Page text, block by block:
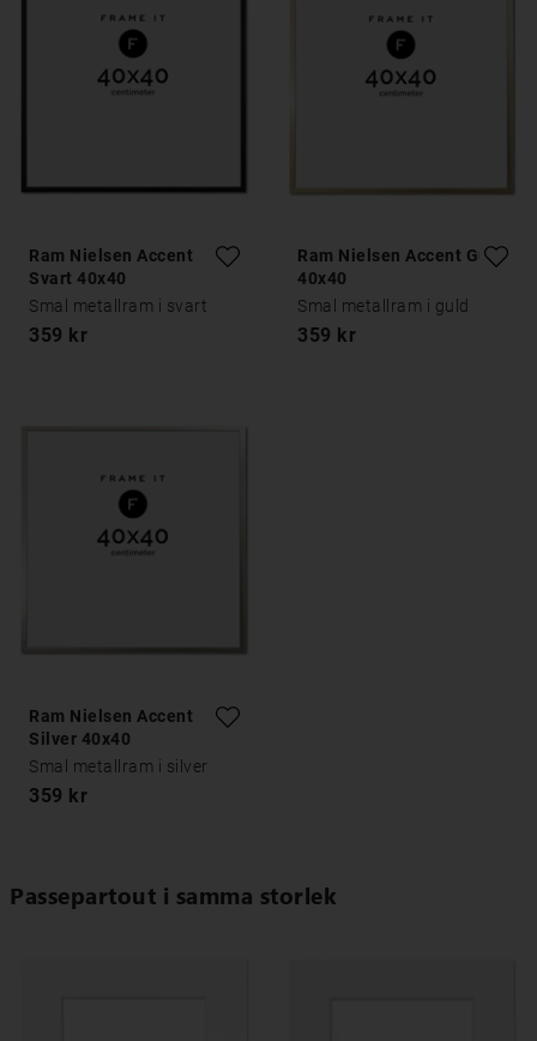
Ram Nielsen Accent
Svart 40x40
Smal metallram i svart
359 kr
Ram Nielsen Accent Guld
40x40
Smal metallram i guld
359 kr
Ram Nielsen Accent
Silver 40x40
Smal metallram i silver
359 kr
Passepartout i samma storlek